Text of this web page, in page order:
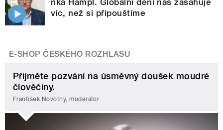
říká Hampl. Globální dění nás zasahuje
víc, než si připouštíme
E-SHOP ČESKÉHO ROZHLASU
Přijměte pozvání na úsměvný doušek moudré
člověčiny.
František Novotný, moderátor